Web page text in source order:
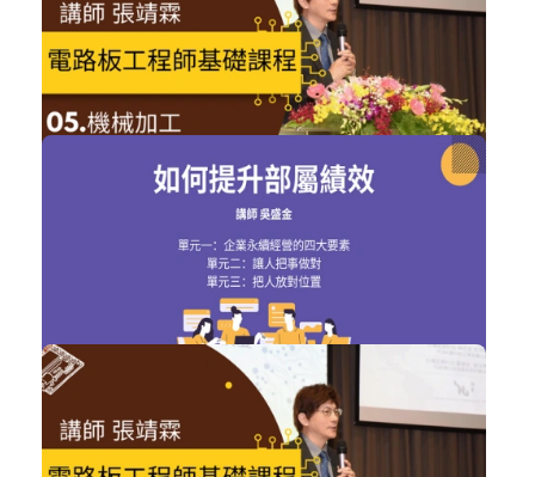
問題分析與解決
管理類
NT$1,200
購買後有效期限：2026-11-06
NT$2,000
如何提升部屬績效
管理類